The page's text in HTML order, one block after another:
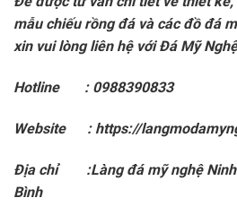
mẫu chiếu rồng đá và các đồ đá
xin vui lòng liên hệ với Đá Mỹ
Hotline : 0988390833
Website : https://
Địa chỉ :Làng đá mỹ nghệ Ninh
Bình